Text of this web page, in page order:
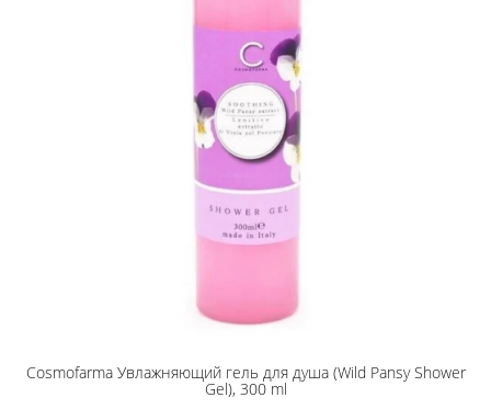
Cosmofarma Увлажняющий гель для душа (Wild Pansy Shower
Gel), 300 ml